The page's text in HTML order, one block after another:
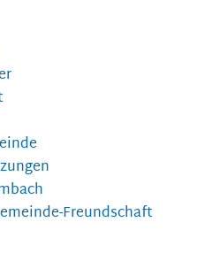
Freundschaft